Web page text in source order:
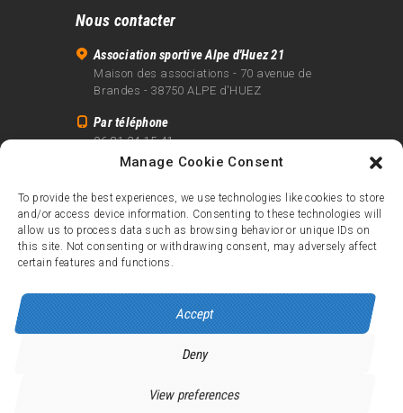
Manage Cookie Consent
To provide the best experiences, we use technologies like cookies to store
and/or access device information. Consenting to these technologies will
allow us to process data such as browsing behavior or unique IDs on
this site. Not consenting or withdrawing consent, may adversely affect
certain features and functions.
Accept
Deny
View preferences
Nous contacter
Association sportive Alpe d'Huez 21
Maison des associations - 70 avenue de
Brandes - 38750 ALPE d'HUEZ
Par téléphone
06 81 24 15 41
info@alpe21.fr
Mentions légales
Contact
crédits